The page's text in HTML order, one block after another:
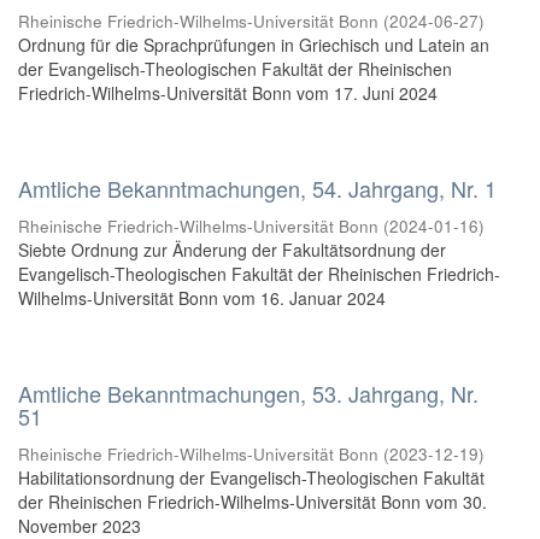
Rheinische Friedrich-Wilhelms-Universität Bonn (2024-06-27)
Ordnung für die Sprachprüfungen in Griechisch und Latein an
der Evangelisch-Theologischen Fakultät der Rheinischen
Friedrich-Wilhelms-Universität Bonn vom 17. Juni 2024
Amtliche Bekanntmachungen, 54. Jahrgang, Nr. 1
Rheinische Friedrich-Wilhelms-Universität Bonn (2024-01-16)
Siebte Ordnung zur Änderung der Fakultätsordnung der
Evangelisch-Theologischen Fakultät der Rheinischen Friedrich-
Wilhelms-Universität Bonn vom 16. Januar 2024
Amtliche Bekanntmachungen, 53. Jahrgang, Nr.
51
Rheinische Friedrich-Wilhelms-Universität Bonn (2023-12-19)
Habilitationsordnung der Evangelisch-Theologischen Fakultät
der Rheinischen Friedrich-Wilhelms-Universität Bonn vom 30.
November 2023